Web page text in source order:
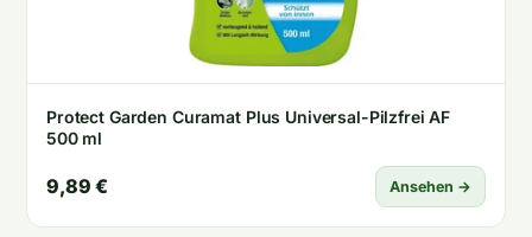
Protect Garden Curamat Plus Universal-Pilzfrei AF
500 ml
9,89 € Ansehen →